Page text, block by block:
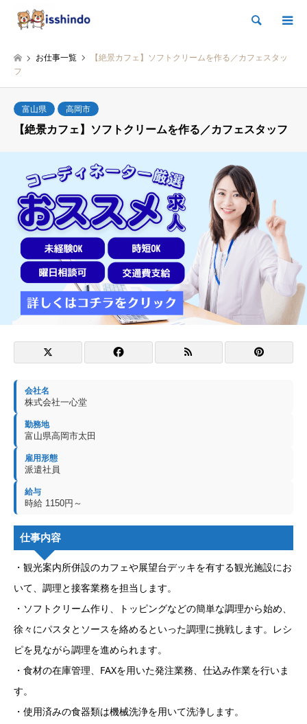
検索
お仕事一覧
【絶景カフェ】ソフトクリームを作る／カフェスタッ
フ
富山県
高岡市
【絶景カフェ】ソフトクリームを作る／カフェスタッフ
会社名
株式会社一心堂
勤務地
富山県高岡市太田
雇用形態
派遣社員
給与
時給 1150円～
仕事内容
・観光案内所併設のカフェや展望台デッキを有する観光施設にお
いて、調理と接客業務を担当します。
・ソフトクリーム作り、トッピングなどの簡単な調理から始め、
徐々にパスタとソースを絡めるといった調理に挑戦します。レシ
ピを見ながら調理を進められます。
・食材の在庫管理、FAXを用いた発注業務、仕込み作業を行いま
す。
・使用済みの食器類は機械洗浄を用いて洗浄します。